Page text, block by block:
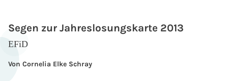
Segen zur Jahreslosungskarte 2013
EFiD
Von Cornelia Elke Schray